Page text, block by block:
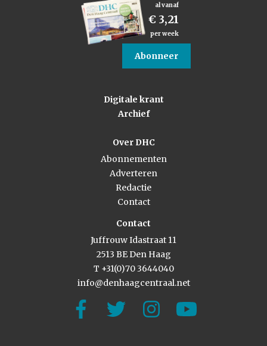
al vanaf
€ 3,21
per week
Abonneer
Digitale krant
Archief
Over DHC
Abonnementen
Adverteren
Redactie
Contact
Contact
Juffrouw Idastraat 11
2513 BE Den Haag
T +31(0)70 3644040
info@denhaagcentraal.net